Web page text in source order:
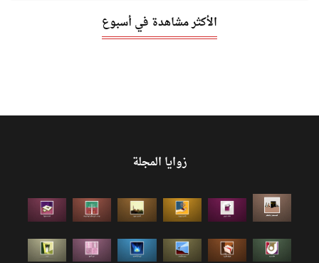
الأكثر مشاهدة في أسبوع
زوايا المجلة